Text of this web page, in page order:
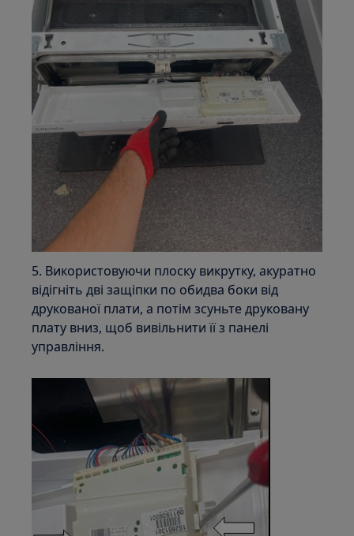
5. Використовуючи плоску викрутку, акуратно
відігніть дві защіпки по обидва боки від
друкованої плати, а потім зсуньте друковану
плату вниз, щоб вивільнити її з панелі
управління.